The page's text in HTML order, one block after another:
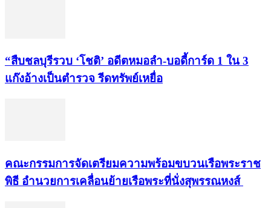
“สืบชลบุรีรวบ ‘โชติ’ อดีตหมอลำ-บอดี้การ์ด 1 ใน 3
แก๊งอ้างเป็นตำรวจ รีดทรัพย์เหยื่อ
คณะกรรมการจัดเตรียมความพร้อมขบวนเรือพระราช
พิธี อำนวยการเคลื่อนย้ายเรือพระที่นั่งสุพรรณหงส์